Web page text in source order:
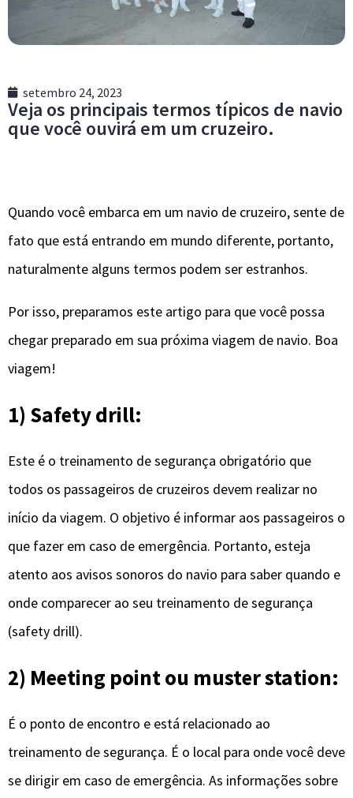
setembro 24, 2023
Veja os principais termos típicos de navio
que você ouvirá em um cruzeiro.
Quando você embarca em um navio de cruzeiro, sente de
fato que está entrando em mundo diferente, portanto,
naturalmente alguns termos podem ser estranhos.
Por isso, preparamos este artigo para que você possa
chegar preparado em sua próxima viagem de navio. Boa
viagem!
1) Safety drill:
Este é o treinamento de segurança obrigatório que
todos os passageiros de cruzeiros devem realizar no
início da viagem. O objetivo é informar aos passageiros o
que fazer em caso de emergência. Portanto, esteja
atento aos avisos sonoros do navio para saber quando e
onde comparecer ao seu treinamento de segurança
(safety drill).
2) Meeting point ou muster station:
É o ponto de encontro e está relacionado ao
treinamento de segurança. É o local para onde você deve
se dirigir em caso de emergência. As informações sobre